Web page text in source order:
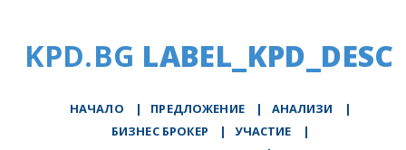
KPD.BG LABEL_KPD_DESC
НАЧАЛО | ПРЕДЛОЖЕНИЕ | АНАЛИЗИ
|
БИЗНЕС БРОКЕР
| УЧАСТИЕ
|